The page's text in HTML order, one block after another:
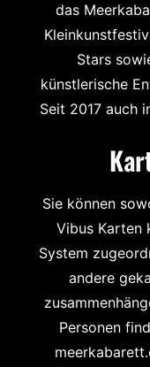
das
Stars
künstlerische
Seit 2017 auch
Sie können
Vibus Karten
System
andere
Personen